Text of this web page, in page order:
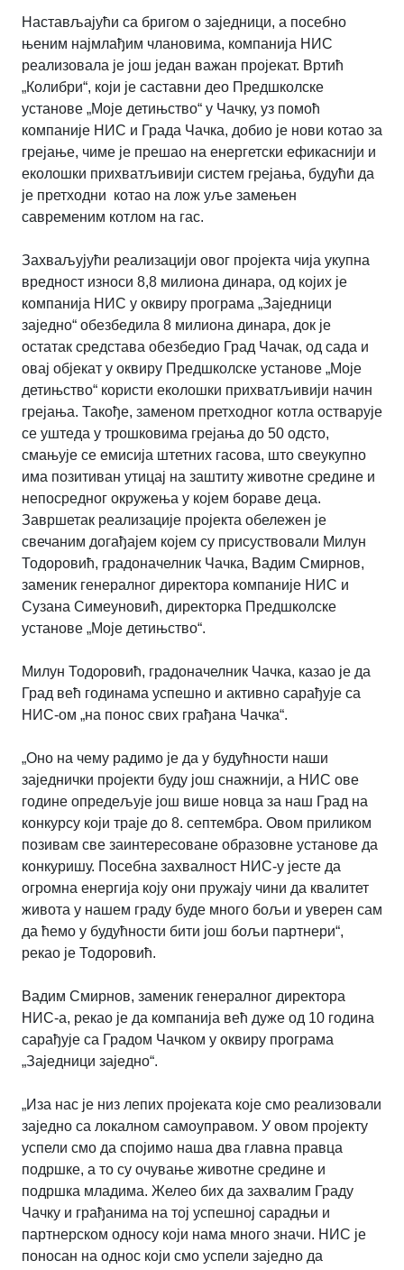
Настављајући са бригом о заједници, а посебно
њеним најмлађим члановима, компанија НИС
реализовала је још један важан пројекат. Вртић
„Колибри“, који је саставни део Предшколске
установе „Моје детињство“ у Чачку, уз помоћ
компаније НИС и Града Чачка, добио је нови котао за
грејање, чиме је прешао на енергетски ефикаснији и
еколошки прихватљивији систем грејања, будући да
је претходни котао на лож уље замењен
савременим котлом на гас.
Захваљујући реализацији овог пројекта чија укупна
вредност износи 8,8 милиона динара, од којих је
компанија НИС у оквиру програма „Заједници
заједно“ обезбедила 8 милиона динара, док је
остатак средстава обезбедио Град Чачак, од сада и
овај објекат у оквиру Предшколске установе „Моје
детињство“ користи еколошки прихватљивији начин
грејања. Такође, заменом претходног котла остварује
се уштеда у трошковима грејања до 50 одсто,
смањује се емисија штетних гасова, што свеукупно
има позитиван утицај на заштиту животне средине и
непосредног окружења у којем бораве деца.
Завршетак реализације пројекта обележен је
свечаним догађајем којем су присуствовали Милун
Тодоровић, градоначелник Чачка, Вадим Смирнов,
заменик генералног директора компаније НИС и
Сузана Симеуновић, директорка Предшколске
установе „Моје детињство“.
Милун Тодоровић, градоначелник Чачка, казао је да
Град већ годинама успешно и активно сарађује са
НИС-ом „на понос свих грађана Чачка“.
„Оно на чему радимо је да у будућности наши
заједнички пројекти буду још снажнији, а НИС ове
године опредељује још више новца за наш Град на
конкурсу који траје до 8. септембра. Овом приликом
позивам све заинтересоване образовне установе да
конкуришу. Посебна захвалност НИС-у јесте да
огромна енергија коју они пружају чини да квалитет
живота у нашем граду буде много бољи и уверен сам
да ћемо у будућности бити још бољи партнери“,
рекао је Тодоровић.
Вадим Смирнов, заменик генералног директора
НИС-а, рекао је да компанија већ дуже од 10 година
сарађује са Градом Чачком у оквиру програма
„Заједници заједно“.
„Иза нас је низ лепих пројеката које смо реализовали
заједно са локалном самоуправом. У овом пројекту
успели смо да спојимо наша два главна правца
подршке, а то су очување животне средине и
подршка младима. Желео бих да захвалим Граду
Чачку и грађанима на тој успешној сарадњи и
партнерском односу који нама много значи. НИС је
поносан на однос који смо успели заједно да